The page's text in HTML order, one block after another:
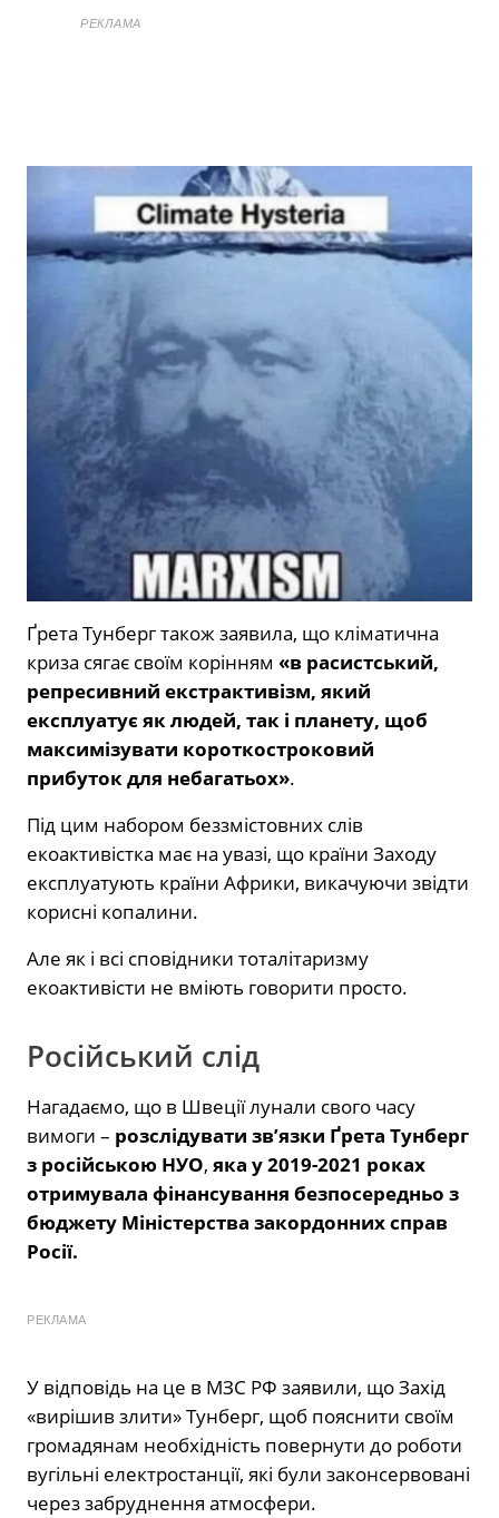
РЕКЛАМА
Ґрета Тунберг також заявила, що кліматична
криза сягає своїм корінням «в расистський,
репресивний екстрактивізм, який
експлуатує як людей, так і планету, щоб
максимізувати короткостроковий
прибуток для небагатьох».
Під цим набором беззмістовних слів
екоактивістка має на увазі, що країни Заходу
експлуатують країни Африки, викачуючи звідти
корисні копалини.
Але як і всі сповідники тоталітаризму
екоактивісти не вміють говорити просто.
Російський слід
Нагадаємо, що в Швеції лунали свого часу
вимоги – розслідувати зв’язки Ґрета Тунберг
з російською НУО, яка у 2019-2021 роках
отримувала фінансування безпосередньо з
бюджету Міністерства закордонних справ
Росії.
РЕКЛАМА
У відповідь на це в МЗС РФ заявили, що Захід
«вирішив злити» Тунберг, щоб пояснити своїм
громадянам необхідність повернути до роботи
вугільні електростанції, які були законсервовані
через забруднення атмосфери.